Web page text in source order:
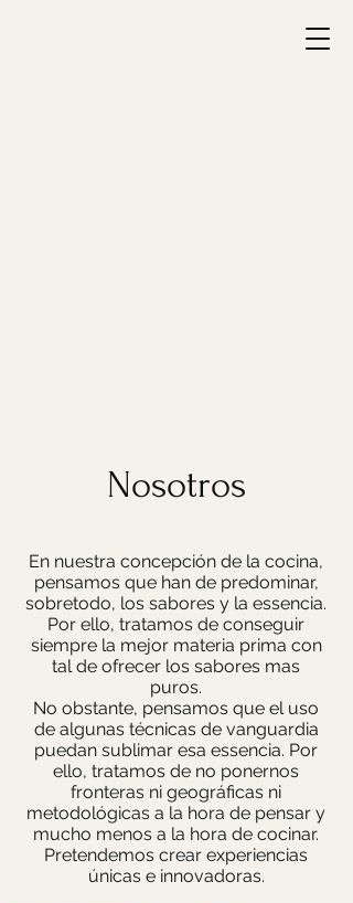
Nosotros
En nuestra concepción de la cocina,
pensamos que han de predominar,
sobretodo, los sabores y la essencia.
Por ello, tratamos de conseguir
siempre la mejor materia prima con
tal de ofrecer los sabores mas
puros.
No obstante, pensamos que el uso
de algunas técnicas de vanguardia
puedan sublimar esa essencia. Por
ello, tratamos de no ponernos
fronteras ni geográficas ni
metodológicas a la hora de pensar y
mucho menos a la hora de cocinar.
Pretendemos crear experiencias
únicas e innovadoras.